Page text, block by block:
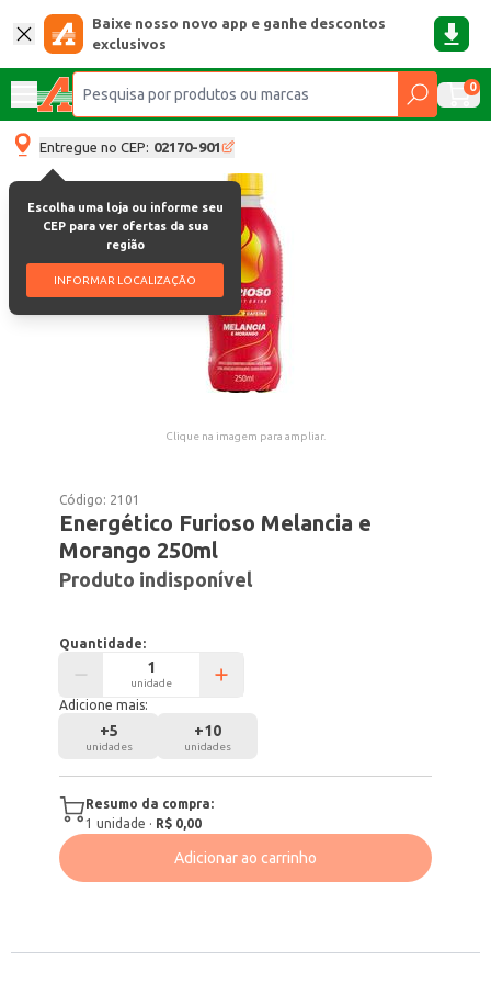
Baixe nosso novo app e ganhe descontos
exclusivos
0
Entregue no CEP: 02170-901
Escolha uma loja ou informe seu
CEP para ver ofertas da sua
região
INFORMAR LOCALIZAÇÃO
Clique na imagem para ampliar.
Código: 2101
Energético Furioso Melancia e
Morango 250ml
Produto indisponível
Quantidade:
unidade
Adicione mais:
+5
unidades
+10
unidades
Resumo da compra:
1 unidade · R$ 0,00
Adicionar ao carrinho